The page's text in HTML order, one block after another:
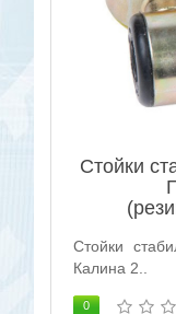
Стойки
Стойки
Калина 2..
0